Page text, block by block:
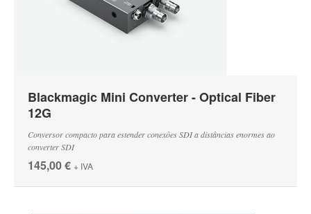
Blackmagic Mini Converter - Optical Fiber
12G
Conversor compacto para estender conexões SDI a distâncias enormes ao
converter SDI
145,00 € + IVA